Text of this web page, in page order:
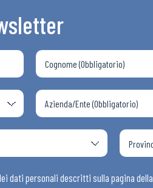
Bollettini ADAPT
Articoli
Osservatori
dati personali descritti sulla pagina della